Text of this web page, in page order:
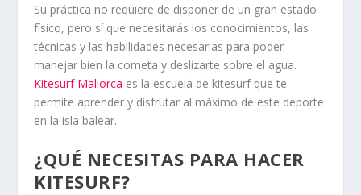
Su práctica no requiere de disponer de un gran estado
físico, pero sí que necesitarás los conocimientos, las
técnicas y las habilidades necesarias para poder
manejar bien la cometa y deslizarte sobre el agua.
Kitesurf Mallorca es la escuela de kitesurf que te
permite aprender y disfrutar al máximo de este deporte
en la isla balear.
¿QUÉ NECESITAS PARA HACER
KITESURF?